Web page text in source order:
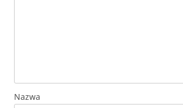
Nazwa